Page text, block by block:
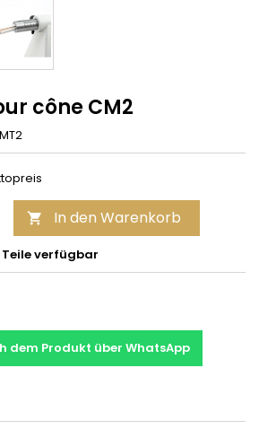
cône CM2
 In den Warenkorb
verfügbar
dem Produkt über WhatsApp